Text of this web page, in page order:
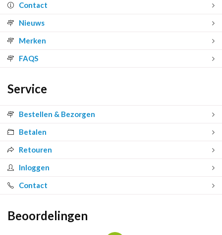
Contact
Nieuws
Merken
FAQS
Service
Bestellen & Bezorgen
Betalen
Retouren
Inloggen
Contact
Beoordelingen